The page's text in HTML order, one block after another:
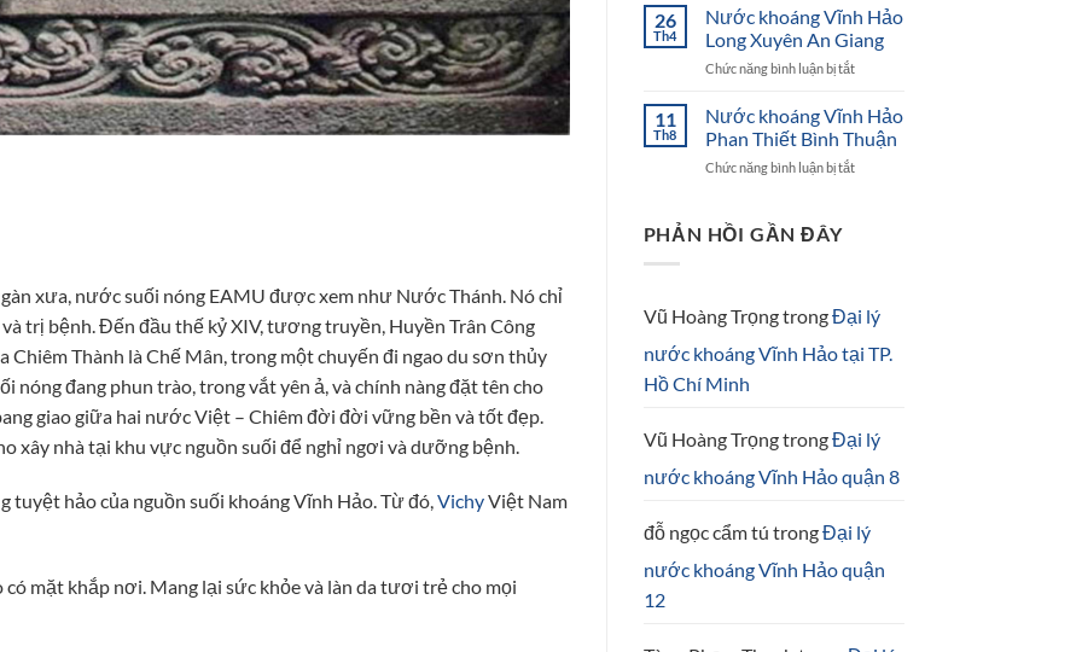
xưa, nước suối nóng EAMU được xem như Nước Thánh. Nó chỉ
trị bệnh. Đến đầu thế kỷ XIV, tương truyền, Huyền Trân Công
Chiêm Thành là Chế Mân, trong một chuyến đi ngao du sơn thủy
nóng đang phun trào, trong vắt yên ả, và chính nàng đặt tên cho
giao giữa hai nước Việt – Chiêm đời đời vững bền và tốt đẹp.
xây nhà tại khu vực nguồn suối để nghỉ ngơi và dưỡng bệnh.
hảo của nguồn suối khoáng Vĩnh Hảo. Từ đó,VichyViệt Nam
mặt khắp nơi. Mang lại sức khỏe và làn da tươi trẻ cho mọi
khoáng
Hảo
Cao
Đồng
Tháp
26
Th4
Nước khoáng Vĩnh Hảo
Long Xuyên An Giang
Chức năng bình luận bị tắtở
khoáng
Vĩnh
Hảo
Long
11
Th8
Nước khoáng Vĩnh Hảo
Phan Thiết Bình Thuận
Chức năng bình luận bị tắtở
Bình
Thuận
PHẢN HỒI GẦN ĐÂY
Vũ Hoàng TrọngtrongĐại lý
nước khoáng Vĩnh Hảo tại TP.
Hồ Chí Minh
Vũ Hoàng TrọngtrongĐại lý
nước khoáng Vĩnh Hảo quận 8
đỗ ngọc cẩm tú trongĐại lý
nước khoáng Vĩnh Hảo quận
12